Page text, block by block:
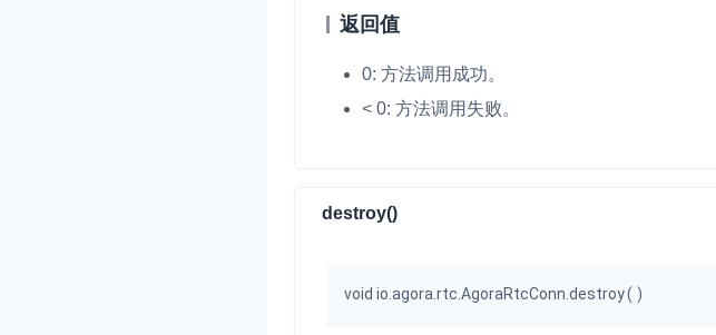
返回值
0: 方法调用成功。
< 0: 方法调用失败。
destroy()
void io.agora.rtc.AgoraRtcConn.destroy( )